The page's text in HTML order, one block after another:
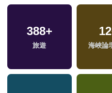
388+
旅遊
12
海峽論